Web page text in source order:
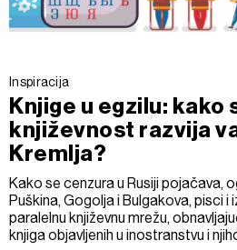
Inspiracija
Knjige u egzilu: kako
književnost razvija
Kremlja?
Kako se cenzura u Rusiji pojačava,
Puškina, Gogolja i Bulgakova, pisci i
paralelnu književnu mrežu,
knjiga objavljenih u inostranstvu i